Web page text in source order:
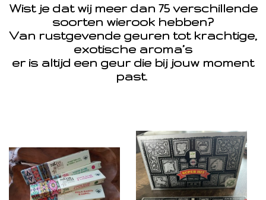
Wist je dat wij meer dan 75 verschillende
soorten wierook hebben?
Van rustgevende geuren tot krachtige,
exotische aroma’s
er is altijd een geur die bij jouw moment
past.